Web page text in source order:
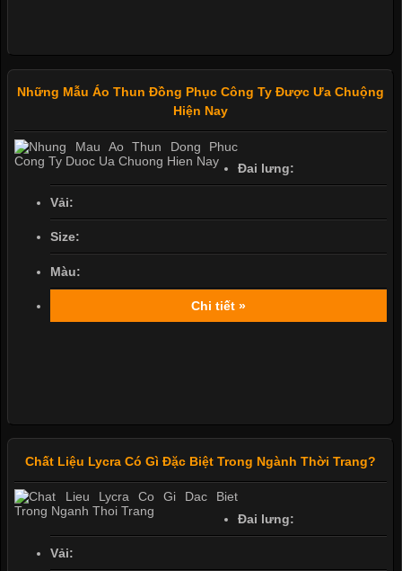
Những Mẫu Áo Thun Đồng Phục Công Ty Được Ưa Chuộng
Hiện Nay
Đai lưng:
Vải:
Size:
Màu:
Chi tiết »
Chất Liệu Lycra Có Gì Đặc Biệt Trong Ngành Thời Trang?
Đai lưng:
Vải: